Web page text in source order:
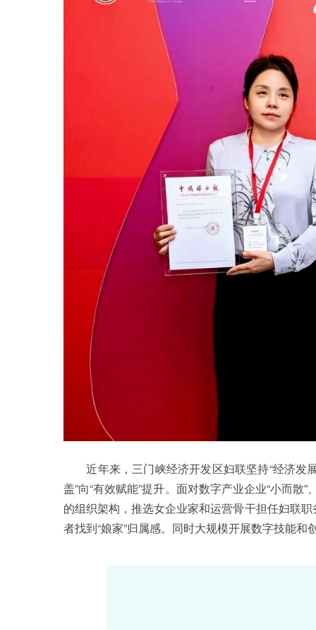
近年来，三门峡经济开发区妇联坚持“经济发
盖”向“有效赋能”提升。面对数字产业企业“小而
的组织架构，推选女企业家和运营骨干担任妇联
者找到“娘家”归属感。同时大规模开展数字技能